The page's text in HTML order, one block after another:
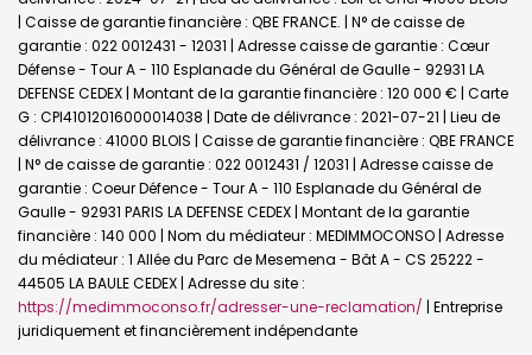
| Caisse de garantie financière : QBE FRANCE. | N° de caisse de
garantie : 022 0012431 - 12031 | Adresse caisse de garantie : Cœur
Défense - Tour A - 110 Esplanade du Général de Gaulle - 92931 LA
DEFENSE CEDEX | Montant de la garantie financière : 120 000 € | Carte
G : CPI41012016000014038 | Date de délivrance : 2021-07-21 | Lieu de
délivrance : 41000 BLOIS | Caisse de garantie financière : QBE FRANCE
| N° de caisse de garantie : 022 0012431 / 12031 | Adresse caisse de
garantie : Coeur Défence - Tour A - 110 Esplanade du Général de
Gaulle - 92931 PARIS LA DEFENSE CEDEX | Montant de la garantie
financière : 140 000 | Nom du médiateur : MEDIMMOCONSO | Adresse
du médiateur : 1 Allée du Parc de Mesemena - Bât A - CS 25222 -
44505 LA BAULE CEDEX | Adresse du site :
https://medimmoconso.fr/adresser-une-reclamation/ | Entreprise
juridiquement et financièrement indépendante